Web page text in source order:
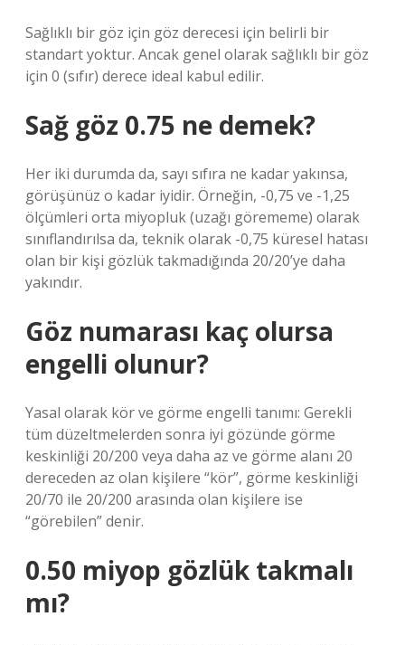
Sağlıklı bir göz için göz derecesi için belirli bir
standart yoktur. Ancak genel olarak sağlıklı bir göz
için 0 (sıfır) derece ideal kabul edilir.
Sağ göz 0.75 ne demek?
Her iki durumda da, sayı sıfıra ne kadar yakınsa,
görüşünüz o kadar iyidir. Örneğin, -0,75 ve -1,25
ölçümleri orta miyopluk (uzağı görememe) olarak
sınıflandırılsa da, teknik olarak -0,75 küresel hatası
olan bir kişi gözlük takmadığında 20/20’ye daha
yakındır.
Göz numarası kaç olursa
engelli olunur?
Yasal olarak kör ve görme engelli tanımı: Gerekli
tüm düzeltmelerden sonra iyi gözünde görme
keskinliği 20/200 veya daha az ve görme alanı 20
dereceden az olan kişilere “kör”, görme keskinliği
20/70 ile 20/200 arasında olan kişilere ise
“görebilen” denir.
0.50 miyop gözlük takmalı
mı?